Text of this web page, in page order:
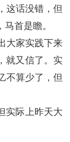
话没错，但
首是瞻。
家实践下来
就又信了。实
不算少了，但
际上昨天大